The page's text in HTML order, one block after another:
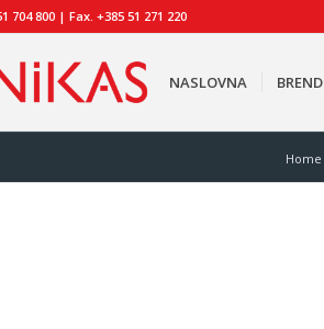
704 800 | Fax. +385 51 271 220
NASLOVNA
Home